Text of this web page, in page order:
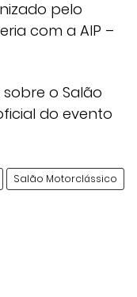
pelo
com a AIP –
o Salão
do evento
Salão Motorclássico